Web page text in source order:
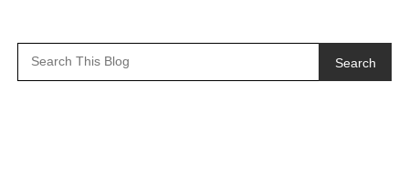
Search